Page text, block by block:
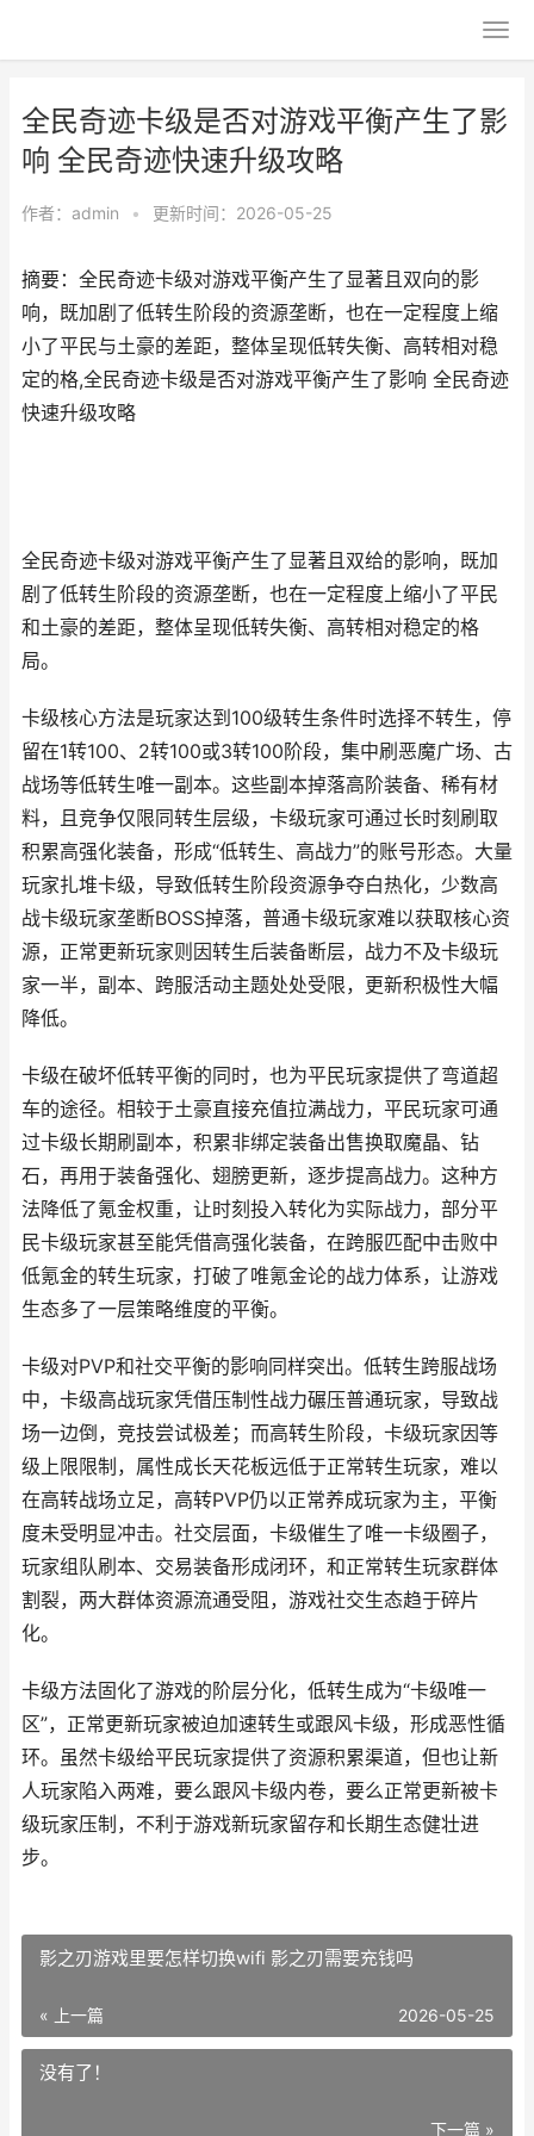
全民奇迹卡级是否对游戏平衡产生了影
响 全民奇迹快速升级攻略
作者： admin • 更新时间：2026-05-25
摘要：全民奇迹卡级对游戏平衡产生了显著且双向的影
响，既加剧了低转生阶段的资源垄断，也在一定程度上缩
小了平民与土豪的差距，整体呈现低转失衡、高转相对稳
定的格,全民奇迹卡级是否对游戏平衡产生了影响 全民奇迹
快速升级攻略
全民奇迹卡级对游戏平衡产生了显著且双给的影响，既加
剧了低转生阶段的资源垄断，也在一定程度上缩小了平民
和土豪的差距，整体呈现低转失衡、高转相对稳定的格
局。
卡级核心方法是玩家达到100级转生条件时选择不转生，停
留在1转100、2转100或3转100阶段，集中刷恶魔广场、古
战场等低转生唯一副本。这些副本掉落高阶装备、稀有材
料，且竞争仅限同转生层级，卡级玩家可通过长时刻刷取
积累高强化装备，形成“低转生、高战力”的账号形态。大量
玩家扎堆卡级，导致低转生阶段资源争夺白热化，少数高
战卡级玩家垄断BOSS掉落，普通卡级玩家难以获取核心资
源，正常更新玩家则因转生后装备断层，战力不及卡级玩
家一半，副本、跨服活动主题处处受限，更新积极性大幅
降低。
卡级在破坏低转平衡的同时，也为平民玩家提供了弯道超
车的途径。相较于土豪直接充值拉满战力，平民玩家可通
过卡级长期刷副本，积累非绑定装备出售换取魔晶、钻
石，再用于装备强化、翅膀更新，逐步提高战力。这种方
法降低了氪金权重，让时刻投入转化为实际战力，部分平
民卡级玩家甚至能凭借高强化装备，在跨服匹配中击败中
低氪金的转生玩家，打破了唯氪金论的战力体系，让游戏
生态多了一层策略维度的平衡。
卡级对PVP和社交平衡的影响同样突出。低转生跨服战场
中，卡级高战玩家凭借压制性战力碾压普通玩家，导致战
场一边倒，竞技尝试极差；而高转生阶段，卡级玩家因等
级上限限制，属性成长天花板远低于正常转生玩家，难以
在高转战场立足，高转PVP仍以正常养成玩家为主，平衡
度未受明显冲击。社交层面，卡级催生了唯一卡级圈子，
玩家组队刷本、交易装备形成闭环，和正常转生玩家群体
割裂，两大群体资源流通受阻，游戏社交生态趋于碎片
化。
卡级方法固化了游戏的阶层分化，低转生成为“卡级唯一
区”，正常更新玩家被迫加速转生或跟风卡级，形成恶性循
环。虽然卡级给平民玩家提供了资源积累渠道，但也让新
人玩家陷入两难，要么跟风卡级内卷，要么正常更新被卡
级玩家压制，不利于游戏新玩家留存和长期生态健壮进
步。
影之刃游戏里要怎样切换wifi 影之刃需要充钱吗
« 上一篇 2026-05-25
没有了！
下一篇 »